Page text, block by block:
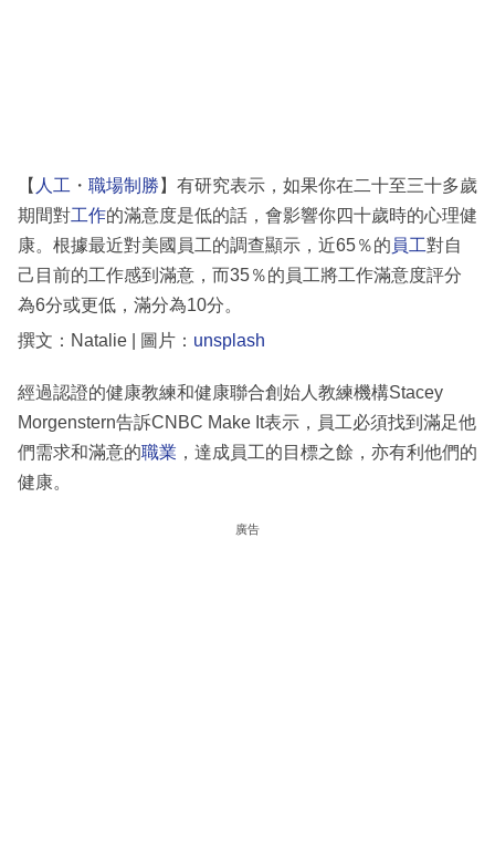
區
【 人工 ・ 職場制勝 】有研究表示，如果你在二十至三十多歲
期間對工作的滿意度是低的話，會影響你四十歲時的心理健
康。根據最近對美國員工的調查顯示，近65％的 員工對自
己目前的工作感到滿意，而35％的員工將工作滿意度評分
為6分或更低，滿分為10分。
撰文：Natalie | 圖片： unsplash
經過認證的健康教練和健康聯合創始人教練機構Stacey
Morgenstern告訴CNBC Make It表示，員工必須找到滿足他
們需求和滿意的職業 ，達成員工的目標之餘，亦有利他們的
健康。
廣告